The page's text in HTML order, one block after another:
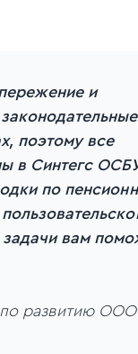
и
поэтому все
в Синтегс
по
вам
по развитию ООО